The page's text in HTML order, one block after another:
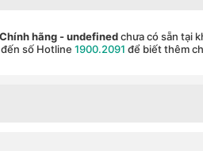
hãng - undefinedchưa có sẵn tại
số Hotline 1900.2091 để biết thêm